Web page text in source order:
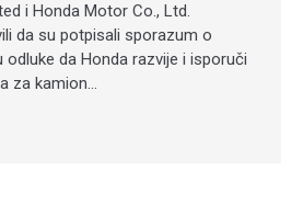
i Honda Motor Co., Ltd.
da su potpisali sporazum o
odluke da Honda razvije i isporuči
za kamion…